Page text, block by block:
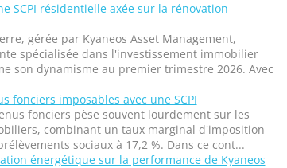
SCPI résidentielle axée sur la rénovation
gérée par Kyaneos Asset Management,
spécialisée dans l'investissement immobilier
son dynamisme au premier trimestre 2026. Avec
fonciers imposables avec une SCPI
fonciers pèse souvent lourdement sur les
combinant un taux marginal d'imposition
sociaux à 17,2 %. Dans ce cont...
énergétique sur la performance de Kyaneos